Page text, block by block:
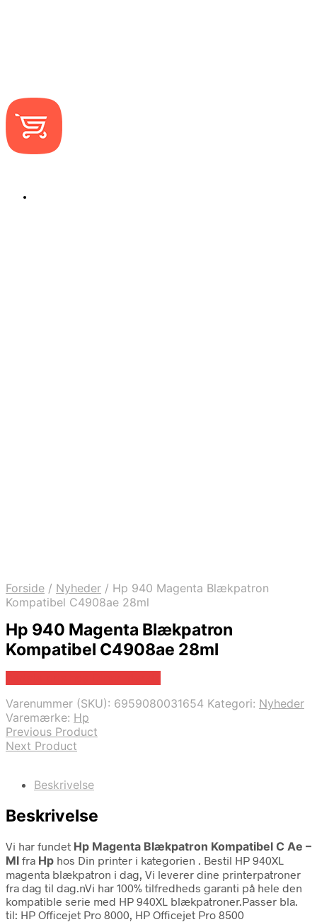
Forside / Nyheder / Hp 940 Magenta Blækpatron
Kompatibel C4908ae 28ml
Hp 940 Magenta Blækpatron
Kompatibel C4908ae 28ml
Varenummer (SKU): 6959080031654 Kategori: Nyheder
Varemærke: Hp
Previous Product
Next Product
Beskrivelse
Beskrivelse
Vi har fundet Hp Magenta Blækpatron Kompatibel C Ae –
Ml fra Hp hos Din printer i kategorien . Bestil HP 940XL
magenta blækpatron i dag, Vi leverer dine printerpatroner
fra dag til dag.nVi har 100% tilfredheds garanti på hele den
kompatible serie med HP 940XL blækpatroner.Passer bla.
til: HP Officejet Pro 8000, HP Officejet Pro 8500